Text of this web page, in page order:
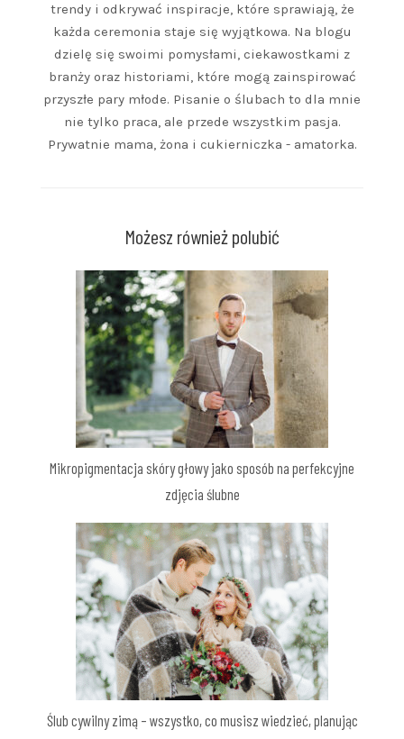
trendy i odkrywać inspiracje, które sprawiają, że
każda ceremonia staje się wyjątkowa. Na blogu
dzielę się swoimi pomysłami, ciekawostkami z
branży oraz historiami, które mogą zainspirować
przyszłe pary młode. Pisanie o ślubach to dla mnie
nie tylko praca, ale przede wszystkim pasja.
Prywatnie mama, żona i cukierniczka - amatorka.
Możesz również polubić
Mikropigmentacja skóry głowy jako sposób na perfekcyjne
zdjęcia ślubne
Ślub cywilny zimą – wszystko, co musisz wiedzieć, planując